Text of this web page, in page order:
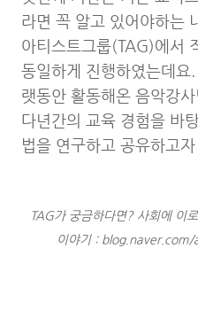
라면 꼭 알고 있어야하는
아티스트그룹(TAG)에서
동일하게 진행하였는데
랫동안 활동해온 음악강
다년간의 교육 경험을 바
법을 연구하고 공유하고
TAG가 궁금하다면? 사회에 이
이야기 : blog.naver.com/